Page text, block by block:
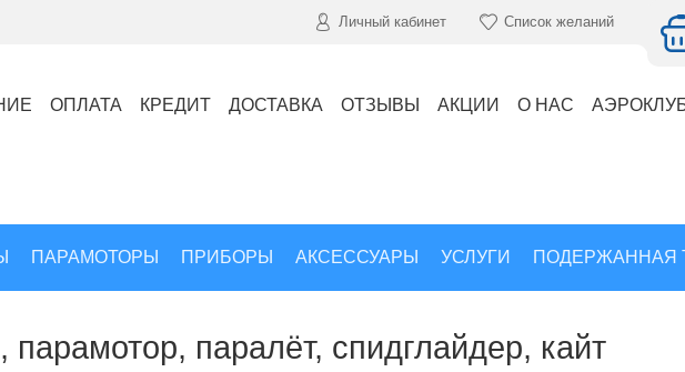
Личный кабинет Список желаний
ОПЛАТА КРЕДИТ ДОСТАВКА ОТЗЫВЫ АКЦИИ О НАС
ПАРАМОТОРЫ ПРИБОРЫ АКСЕССУАРЫ УСЛУГИ ПОДЕРЖАННАЯ
паралёт, спидглайдер, кайт